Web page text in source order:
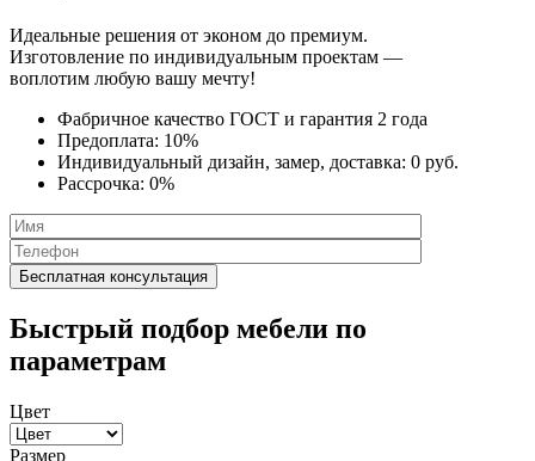
Идеальные решения от эконом до премиум.
Изготовление по индивидуальным проектам —
воплотим любую вашу мечту!
Фабричное качество ГОСТ и гарантия 2 года
Предоплата: 10%
Индивидуальный дизайн, замер, доставка: 0 руб.
Рассрочка: 0%
Быстрый подбор мебели по
параметрам
Цвет
Размер